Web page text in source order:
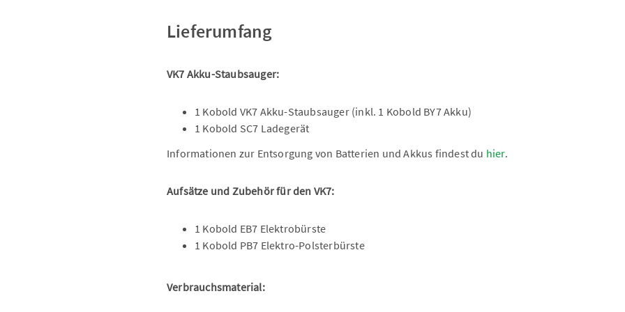
Lieferumfang
VK7 Akku-Staubsauger:
1 Kobold VK7 Akku-Staubsauger (inkl. 1 Kobold BY7 Akku)
1 Kobold SC7 Ladegerät
Informationen zur Entsorgung von Batterien und Akkus findest du hier.
Aufsätze und Zubehör für den VK7:
1 Kobold EB7 Elektrobürste
1 Kobold PB7 Elektro-Polsterbürste
Verbrauchsmaterial: